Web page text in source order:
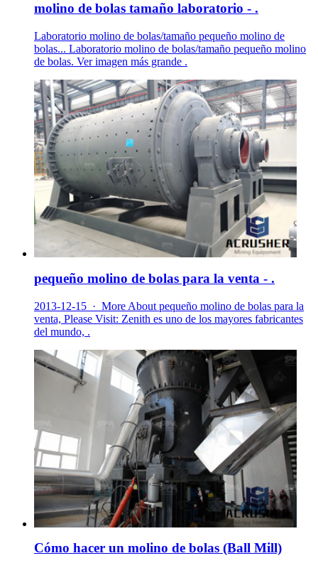
molino de bolas tamaño laboratorio - .
Laboratorio molino de bolas/tamaño pequeño molino de
bolas... Laboratorio molino de bolas/tamaño pequeño molino
de bolas. Ver imagen más grande .
pequeño molino de bolas para la venta - .
2013-12-15 · More About pequeño molino de bolas para la
venta, Please Visit: Zenith es uno de los mayores fabricantes
del mundo, .
Cómo hacer un molino de bolas (Ball Mill)